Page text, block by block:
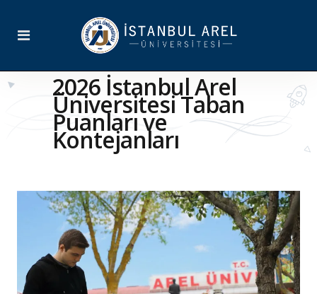
2026 İstanbul Arel
Üniversitesi Taban
Puanları ve
Kontejanları